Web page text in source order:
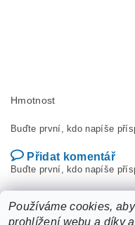
Hmotnost
Buďte první, kdo napíše
Přidat komentář
Buďte první, kdo napíše
Používáme cookies,
prohlížení webu a díky